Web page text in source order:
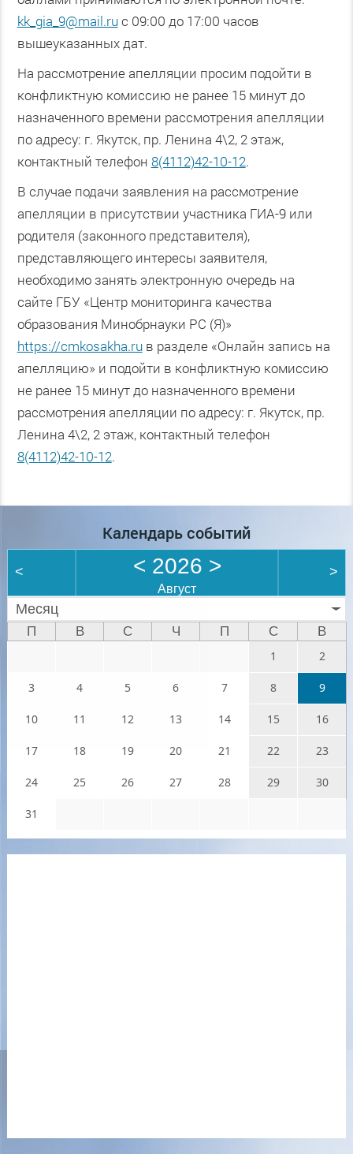
kk_gia_9@mail.ruс 09:00 до 17:00 часов
вышеуказанных дат.
На рассмотрение апелляции просим подойти в
конфликтную комиссию не ранее 15 минут до
назначенного времени рассмотрения апелляции
по адресу: г. Якутск, пр. Ленина 4\2, 2 этаж,
контактный телефон 8(4112)42-10-12.
В случае подачи заявления на рассмотрение
апелляции в присутствии участника ГИА-9 или
родителя (законного представителя),
представляющего интересы заявителя,
необходимо занять электронную очередь на
сайте ГБУ «Центр мониторинга качества
образования Минобрнауки РС (Я)»
https://cmkosakha.ruв разделе «Онлайн запись на
апелляцию» и подойти в конфликтную комиссию
не ранее 15 минут до назначенного времени
рассмотрения апелляции по адресу: г. Якутск, пр.
Ленина 4\2, 2 этаж, контактный телефон
8(4112)42-10-12.
Календарь событий
< < 2026 >
Август
>
Месяц
П В С Ч П С
В
1
2
3 4 5 6 7 8 9
10 11 12 13 14 15 16
17 18 19 20 21 22 23
24 25 26 27 28 29 30
31